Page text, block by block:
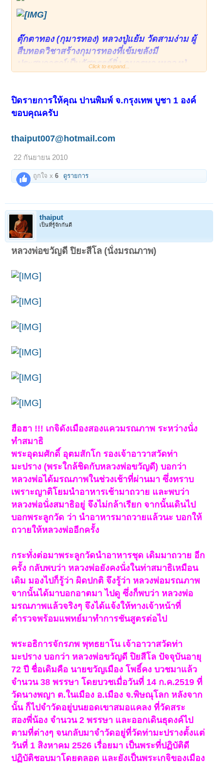
ตุ๊กตาทอง (กุมารทอง) หลวงปู่แย้ม วัดสามง่าม ผู้
สืบทอดวิชาสร้างกุมารทองที่เข้มขลังมี
ประสบการณ์เป็นอัศจรรย์ยิ่ง กุมารทองหลวงปู่
แย้มสร้างตามตำรับวิชาหลวงพ่อเต๋ที่ได้สืบทอดมา
มวลสารดังนี้ 1. ดินเจ็ดป่าช้า 2. เถ้ากระดูกเจ็ด
เมรุ 3. ดินเจ็ดโป่ง4. ดินเจ็ดถ้ำ 5. ดินเจ็ดท่าน้ำ 6.
เสมาเจ็ดวัด 9. เผาดินและมวลสารตามฤกษ์
(คาถาบูชาตุ๊กตาทอง) นะโมตัสสะ ภะคะวะโต อะ
ระหะโต สัมมาสัมพุทธัสสะ (ว่า 3 จบ)
"พุทธัสสะบูชา ธัมมัสสะบูชา สังฆัสสะบูชา ปติปติ
บูชา ภะวันตุเม อุกาสะ อุกาสะ ข้าพเจ้าขอไหว้
ตุ๊กตาทอง ขอจงมาบังเกิดอยู่ในจักขุทวาร ในมโน
ทวาร ในกายทวาร แห่งข้าพเจ้า ขอเดชะ ข้าพเจ้า
ได้บำเพ็ญกุศลมาแต่เอนกอนันทชาติ เกิดด้วย
ตุ๊กตาทอง ลาภประการจงมาบังเกิดแก่ข้าพเจ้าทั้ง
8 ทิศ เนือง ๆ จงมาทุกวันอย่าได้ขาดสักการะนั้น
เลย ให้เหมือนองค์ตุ๊กตาทองนั้นเถิด"
(ท่านจะซื้อขายก็ดี จงพูดเอาตามปรารถนาเถิด ได้
ดังใจ กราบลง 3 ครั้ง)
กุมารทอง (ตุ๊กตาทอง) รุ่นเฮงเฮง ขนาดพกพา
องค์ละ 850 บาท (พร้อมจัดส่งครับ)
คุณ อรรถพล ด่านศรีชาญชัย ธ.กรุงเทพ สาขา
โทร.084-6245007
Click to expand...
ปิดรายการให้คุณ ปานพิมพ์ จ.กรุงเทพ บูชา 1 องค์
ขอบคุณครับ
thaiput007@hotmail.com
22 กันยายน 2010
ถูกใจ x6 ดูรายการ
thaiput
เป็นที่รู้จักกันดี
หลวงพ่อขวัญดี ปิยะสีโล (นั่งมรณภาพ)
ฮือฮา !!! เกจิดังเมืองสองแควมรณภาพ ระหว่างนั่ง
ทำสมาธิ
พระอุดมศักดิ์ อุตมสักโก รองเจ้าอาวาสวัดท่า
มะปราง (พระใกล้ชิดกับหลวงพ่อขวัญดี) บอกว่า
หลวงพ่อได้มรณภาพในช่วงเช้าที่ผ่านมา ซึ่งทราบ
เพราะญาติโยมนำอาหารเช้ามาถวาย และพบว่า
หลวงพ่อนั่งสมาธิอยู่ จึงไม่กล้าเรียก จากนั้นเดินไป
บอกพระลูกวัด ว่า นำอาหารมาถวายแล้วนะ บอกให้
ถวายให้หลวงพ่ออีกครั้ง
กระทั่งต่อมาพระลูกวัดนำอาหารชุด เดิมมาถวาย อีก
ครั้ง กลับพบว่า หลวงพ่อยังคงนั่งในท่าสมาธิเหมือน
เดิม มองไปก็รู้ว่า ผิดปกติ จึงรู้ว่า หลวงพ่อมรณภาพ
จากนั้นได้มาบอกอาตมา ไปดู ซึ่งก็พบว่า หลวงพ่อ
มรณภาพแล้วจริงๆ จึงได้แจ้งให้ทางเจ้าหน้าที่
ตำรวจพร้อมแพทย์มาทำการชันสูตรต่อไป
พระอธิการจักรภพ พุทธยาโน เจ้าอาวาสวัดท่า
มะปราง บอกว่า หลวงพ่อขวัญดี ปิยสีโล ปัจจุบันอายุ
72 ปี ชื่อเดิมคือ นายขวัญเมือง โพธิ์คง บวชมาแล้ว
จำนวน 38 พรรษา โดยบวชเมื่อวันที่ 14 ก.ค.2519 ที่
วัดนางพญา ต.ในเมือง อ.เมือง จ.พิษณุโลก หลังจาก
นั้น ก็ไปจำวัดอยู่บนยอดเขาสมอแคลง ที่วัดสระ
สองพี่น้อง จำนวน 2 พรรษา และออกเดินธุดงค์ไป
ตามที่ต่างๆ จนกลับมาจำวัดอยู่ที่วัดท่ามะปรางตั้งแต่
วันที่ 1 สิงหาคม 2526 เรื่อยมา เป็นพระที่ปฏิบัติดี
ปฏิบัติชอบมาโดยตลอด และยังเป็นพระเกจิของเมือง
< ย้อนกลับ 1 ← 3 4 5 6 7 →
16